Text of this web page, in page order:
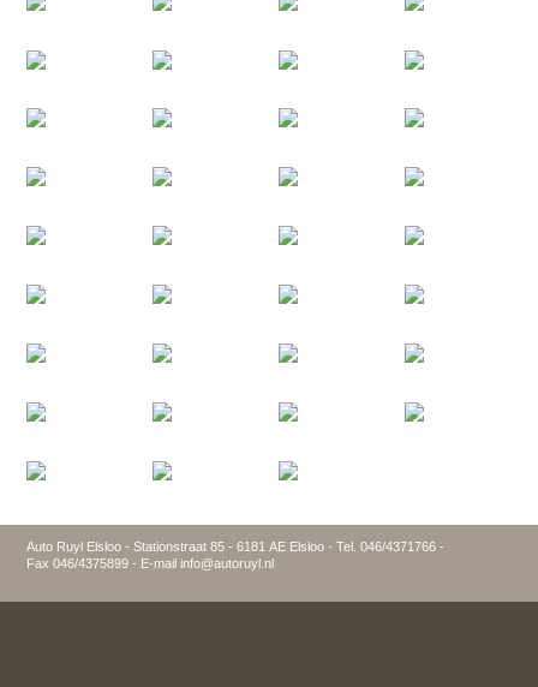
Auto Ruyl Elsloo - Stationstraat 85 - 6181 AE Elsloo - Tel. 046/4371766 -
Fax 046/4375899 - E-mail info@autoruyl.nl